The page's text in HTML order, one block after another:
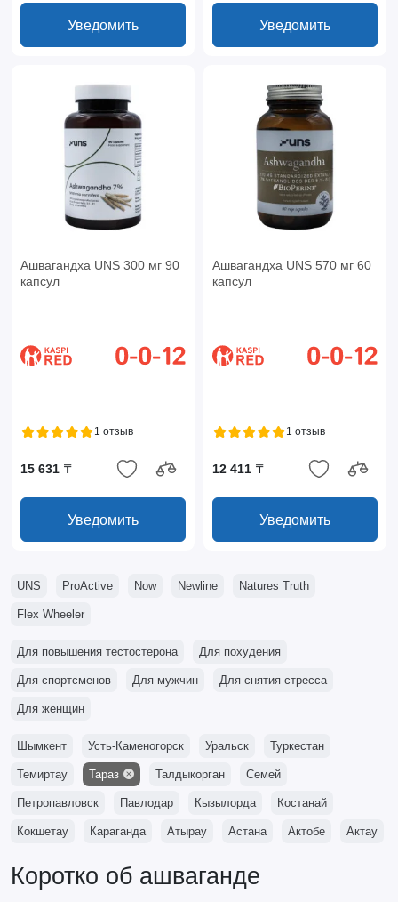
Уведомить Уведомить
Ашвагандха UNS 300 мг 90
капсул
1 отзыв
15 631 ₸
Уведомить
Ашвагандха UNS 570 мг 60
капсул
1 отзыв
12 411 ₸
Уведомить
UNS ProActive Now Newline Natures Truth
Flex Wheeler
Для повышения тестостерона Для похудения
Для спортсменов Для мужчин Для снятия стресса
Для женщин
Шымкент Усть-Каменогорск Уральск Туркестан
Темиртау Тараз Талдыкорган Семей
Петропавловск Павлодар Кызылорда Костанай
Кокшетау Караганда Атырау Астана Актобе Актау
Коротко об ашваганде